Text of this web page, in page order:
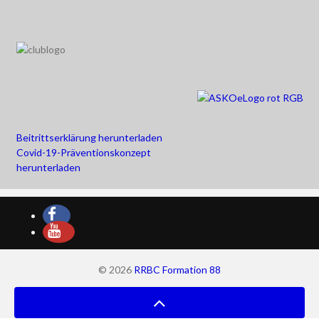
Beitrittserklärung herunterladen
Covid-19-Präventionskonzept
herunterladen
© 2026 RRBC Formation 88